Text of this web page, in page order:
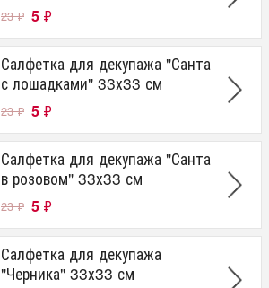
23₽ 5 ₽
Салфетка для декупажа "Санта
с лошадками" 33х33 см
23₽ 5 ₽
Салфетка для декупажа "Санта
в розовом" 33х33 см
23₽ 5 ₽
Салфетка для декупажа
"Черника" 33х33 см